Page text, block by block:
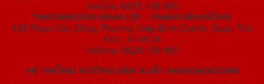
Hotline: 0855.400.400
*SHOWROOM BÌNH LỢI – PHẠM VĂN ĐỒNG
615 Phạm Văn Đồng, Phường Hiệp Bình Chánh, Quận Thủ
Đức, TP.HCM
Hotline: 0824.400.400
HỆ THỐNG XƯỞNG SẢN XUẤT SAIGONDOOR®